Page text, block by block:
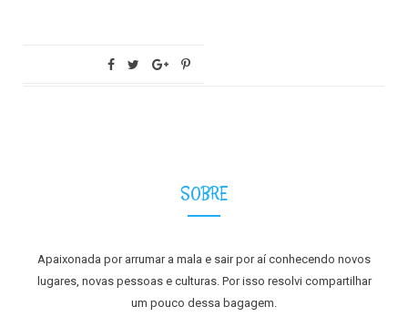
SOBRE
Apaixonada por arrumar a mala e sair por aí conhecendo novos
lugares, novas pessoas e culturas. Por isso resolvi compartilhar
um pouco dessa bagagem.